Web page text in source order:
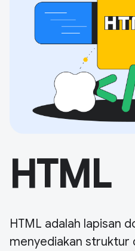
HTML
HTML adalah lapisan
menyediakan struktur